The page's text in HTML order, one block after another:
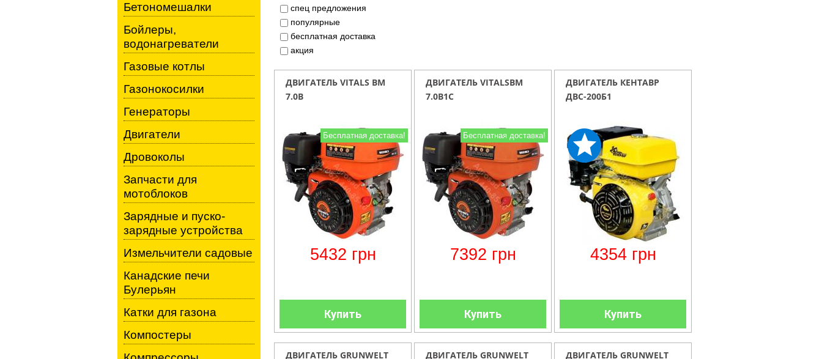
спец предложения
популярные
бесплатная доставка
акция
ДВИГАТЕЛЬ VITALS BM
7.0B
Бесплатная доставка!
5432 грн
Купить
ДВИГАТЕЛЬ VITALSBM
7.0B1C
Бесплатная доставка!
7392 грн
Купить
ДВИГАТЕЛЬ КЕНТАВР
ДВС-200Б1
4354 грн
Купить
ДВИГАТЕЛЬ GRUNWELT ДВИГАТЕЛЬ GRUNWELT ДВИГАТЕЛЬ GRUNWELT
Бетономешалки
Бойлеры,
водонагреватели
Газовые котлы
Газонокосилки
Генераторы
Двигатели
Дровоколы
Запчасти для
мотоблоков
Зарядные и пуско-
зарядные устройства
Измельчители садовые
Канадские печи
Булерьян
Катки для газона
Компостеры